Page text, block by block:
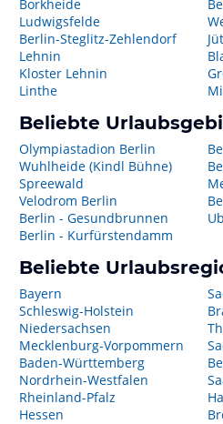
Borkheide
Ludwigsfelde
Berlin-Steglitz-Zehlendorf
Lehnin
Kloster Lehnin
Linthe
Beliebte
Olympiastadion Berlin
Wuhlheide (Kindl Bühne)
Spreewald
Velodrom Berlin
Berlin - Gesundbrunnen
Berlin - Kurfürstendamm
Beliebte
Bayern
Schleswig-Holstein
Niedersachsen
Mecklenburg-Vorpommern
Baden-Württemberg
Nordrhein-Westfalen
Rheinland-Pfalz
Hessen